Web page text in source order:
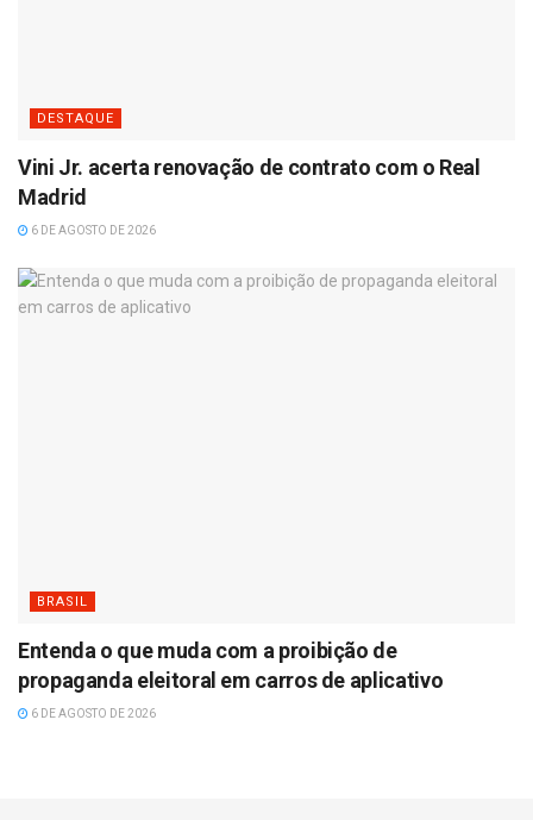
DESTAQUE
Vini Jr. acerta renovação de contrato com o Real
Madrid
6 DE AGOSTO DE 2026
BRASIL
Entenda o que muda com a proibição de
propaganda eleitoral em carros de aplicativo
6 DE AGOSTO DE 2026